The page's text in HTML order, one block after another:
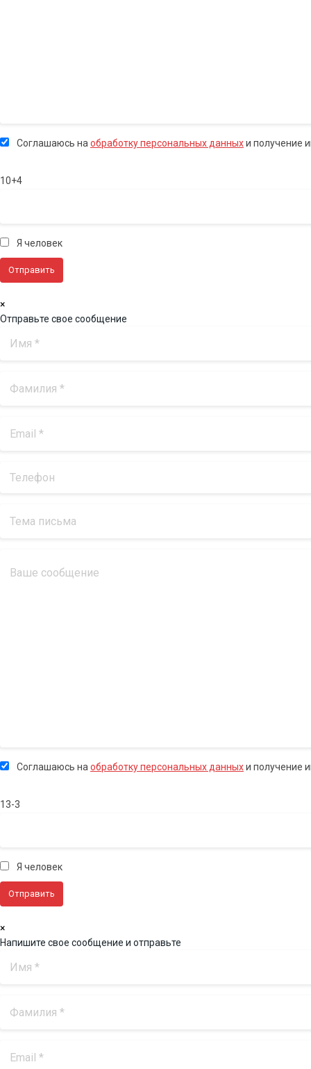
Соглашаюсь наобработку персональных данныхи получение
10+4
Я человек
×
Отправьте свое сообщение
Соглашаюсь на обработку персональных данныхи получение
13-3
Я человек
×
Напишите свое сообщение и отправьте